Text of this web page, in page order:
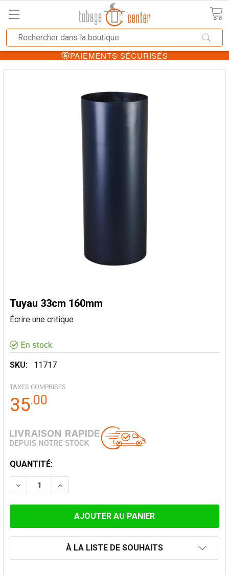
PAIEMENTS SÉCURISÉS
Tuyau 33cm 160mm
Écrire une critique
SKU: 11717
TAXES COMPRISES
35.00
STOCK
ACTUEL:
QUANTITÉ:
DIMINUER LA QUANTITÉ DE TUYAU 33CM 160MM
AUGMENTER LA QUANTITÉ DE TUYAU
À LA LISTE DE SOUHAITS